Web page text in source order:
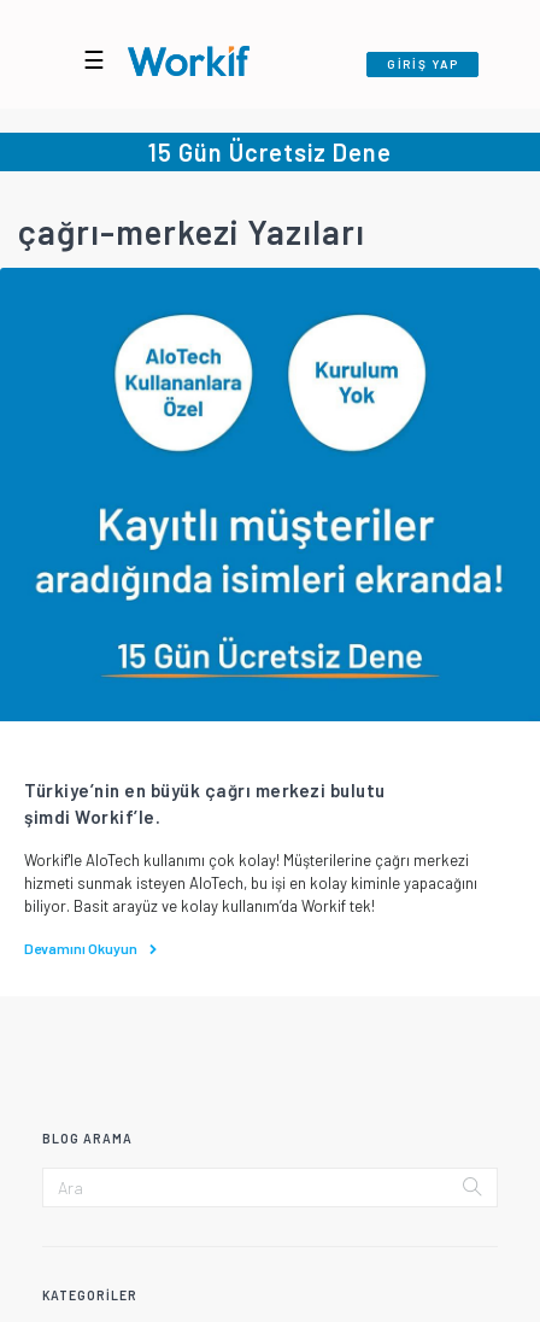
☰ GİRİŞ YAP
15 Gün Ücretsiz Dene
çağrı-merkezi Yazıları
Türkiye’nin en büyük çağrı merkezi bulutu
şimdi Workif’le.
Workif'le AloTech kullanımı çok kolay! Müşterilerine çağrı merkezi
hizmeti sunmak isteyen AloTech, bu işi en kolay kiminle yapacağını
biliyor. Basit arayüz ve kolay kullanım’da Workif tek!
Devamını Okuyun
BLOG ARAMA
KATEGORILER